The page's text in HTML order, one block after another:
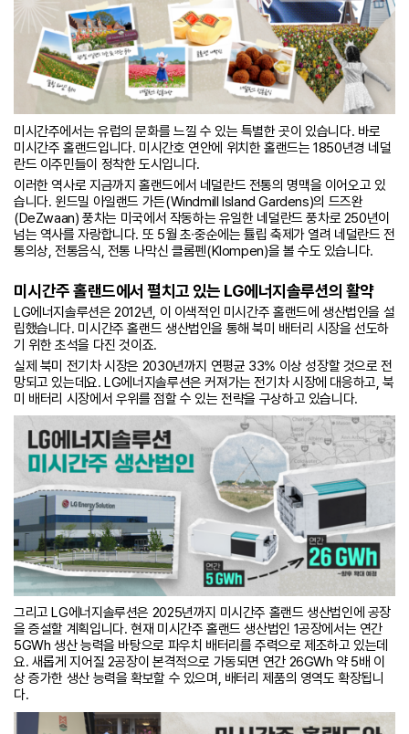
미시간주에서는 유럽의 문화를 느낄 수 있는 특별한 곳이 있습니다. 바로
미시간주 홀랜드입니다. 미시간호 연안에 위치한 홀랜드는 1850년경 네덜
란드 이주민들이 정착한 도시입니다.
이러한 역사로 지금까지 홀랜드에서 네덜란드 전통의 명맥을 이어오고 있
습니다. 윈드밀 아일랜드 가든(Windmill Island Gardens)의 드즈완
(DeZwaan) 풍차는 미국에서 작동하는 유일한 네덜란드 풍차로 250년이
넘는 역사를 자랑합니다. 또 5월 초∙중순에는 튤립 축제가 열려 네덜란드 전
통의상, 전통음식, 전통 나막신 클롬펜(Klompen)을 볼 수도 있습니다.
미시간주 홀랜드에서 펼치고 있는 LG에너지솔루션의 활약
LG에너지솔루션은 2012년, 이 이색적인 미시간주 홀랜드에 생산법인을 설
립했습니다. 미시간주 홀랜드 생산법인을 통해 북미 배터리 시장을 선도하
기 위한 초석을 다진 것이죠.
실제 북미 전기차 시장은 2030년까지 연평균 33% 이상 성장할 것으로 전
망되고 있는데요. LG에너지솔루션은 커져가는 전기차 시장에 대응하고, 북
미 배터리 시장에서 우위를 점할 수 있는 전략을 구상하고 있습니다.
그리고 LG에너지솔루션은 2025년까지 미시간주 홀랜드 생산법인에 공장
을 증설할 계획입니다. 현재 미시간주 홀랜드 생산법인 1공장에서는 연간
5GWh 생산 능력을 바탕으로 파우치 배터리를 주력으로 제조하고 있는데
요. 새롭게 지어질 2공장이 본격적으로 가동되면 연간 26GWh 약 5배 이
상 증가한 생산 능력을 확보할 수 있으며, 배터리 제품의 영역도 확장됩니
다.